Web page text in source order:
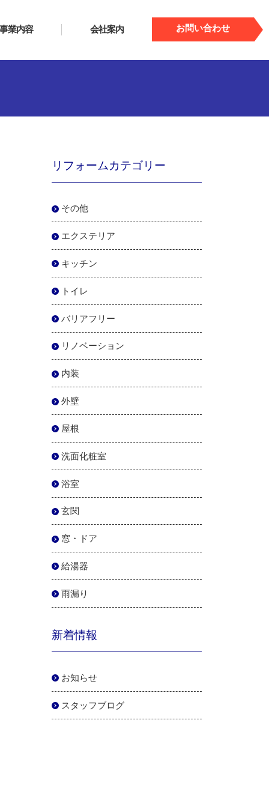
お問い合わせ
会社案内
事業内容
リフォームカテゴリー
その他
エクステリア
キッチン
トイレ
バリアフリー
リノベーション
内装
外壁
屋根
洗面化粧室
浴室
玄関
窓・ドア
給湯器
雨漏り
新着情報
お知らせ
スタッフブログ